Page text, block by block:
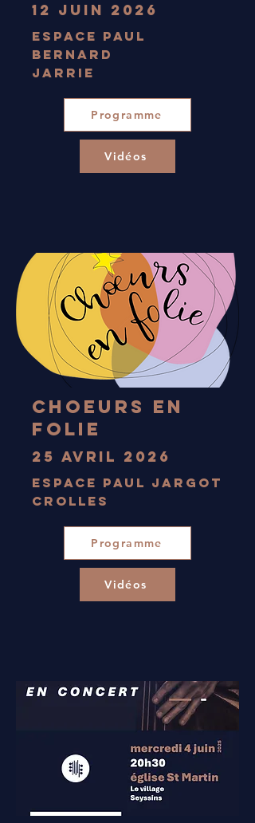
12 juin 2026
Espace Paul
Bernard
Jarrie
Programme
Vidéos
Choeurs en
Folie
25 avril 2026
Espace Paul Jargot
Crolles
Programme
Vidéos